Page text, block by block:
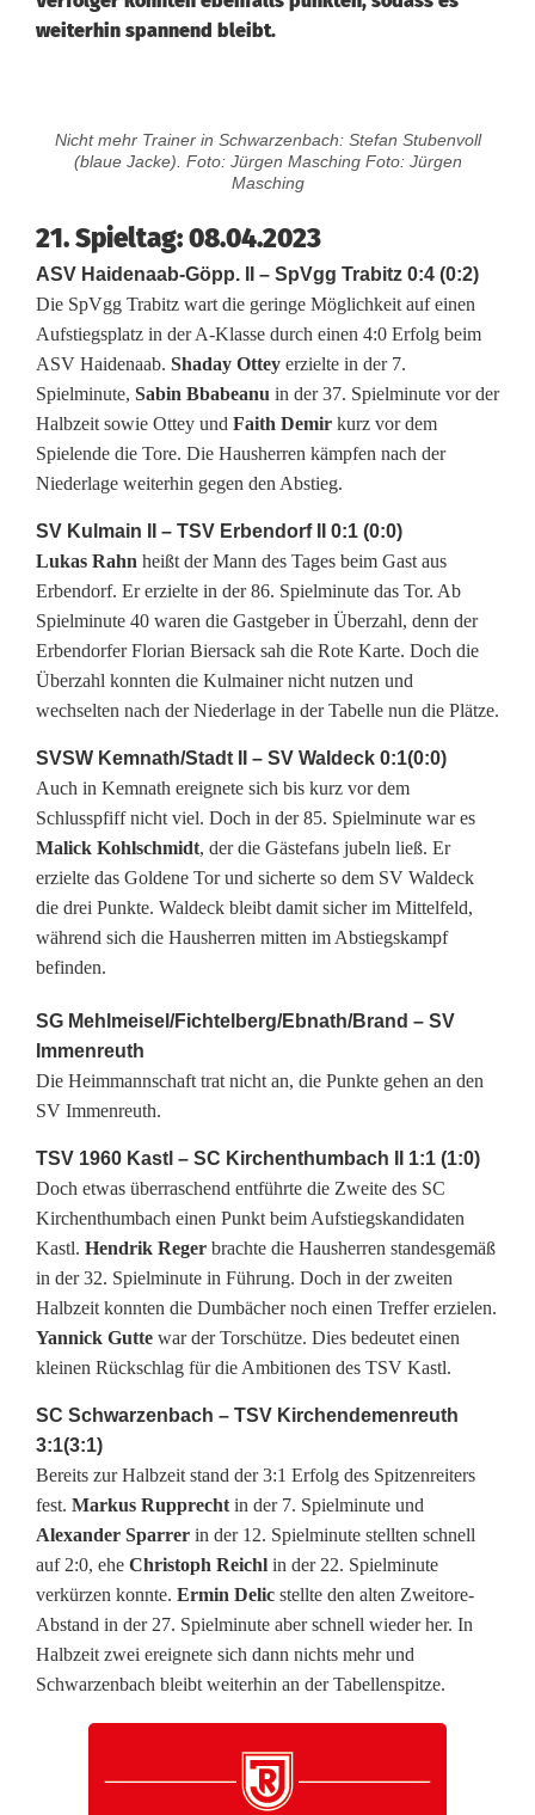
weiterhin spannend bleibt.
l
a
s
s
e
W
e
s
t
:
S
c
h
w
a
r
z
e
n
b
a
c
h
w
e
t
e
r
h
i
n
Nicht mehr Trainer in Schwarzenbach: Stefan Stubenvoll
(blaue Jacke). Foto: Jürgen Masching Foto: Jürgen
Masching
21. Spieltag: 08.04.2023
ASV Haidenaab-Göpp. II – SpVgg Trabitz 0:4 (0:2)
Die SpVgg Trabitz wart die geringe Möglichkeit auf einen
Aufstiegsplatz in der A-Klasse durch einen 4:0 Erfolg beim
ASV Haidenaab. Shaday Ottey erzielte in der 7.
Spielminute, Sabin Bbabeanu in der 37. Spielminute vor der
Halbzeit sowie Ottey und Faith Demir kurz vor dem
Spielende die Tore. Die Hausherren kämpfen nach der
Niederlage weiterhin gegen den Abstieg.
SV Kulmain II – TSV Erbendorf II 0:1 (0:0)
Lukas Rahn heißt der Mann des Tages beim Gast aus
Erbendorf. Er erzielte in der 86. Spielminute das Tor. Ab
Spielminute 40 waren die Gastgeber in Überzahl, denn der
Erbendorfer Florian Biersack sah die Rote Karte. Doch die
Überzahl konnten die Kulmainer nicht nutzen und
wechselten nach der Niederlage in der Tabelle nun die Plätze.
SVSW Kemnath/Stadt II – SV Waldeck 0:1(0:0)
Auch in Kemnath ereignete sich bis kurz vor dem
Schlusspfiff nicht viel. Doch in der 85. Spielminute war es
Malick Kohlschmidt, der die Gästefans jubeln ließ. Er
erzielte das Goldene Tor und sicherte so dem SV Waldeck
die drei Punkte. Waldeck bleibt damit sicher im Mittelfeld,
während sich die Hausherren mitten im Abstiegskampf
befinden.
SG Mehlmeisel/Fichtelberg/Ebnath/Brand – SV
Immenreuth
Die Heimmannschaft trat nicht an, die Punkte gehen an den
SV Immenreuth.
TSV 1960 Kastl – SC Kirchenthumbach II 1:1 (1:0)
Doch etwas überraschend entführte die Zweite des SC
Kirchenthumbach einen Punkt beim Aufstiegskandidaten
Kastl. Hendrik Reger brachte die Hausherren standesgemäß
in der 32. Spielminute in Führung. Doch in der zweiten
Halbzeit konnten die Dumbächer noch einen Treffer erzielen.
Yannick Gutte war der Torschütze. Dies bedeutet einen
kleinen Rückschlag für die Ambitionen des TSV Kastl.
SC Schwarzenbach – TSV Kirchendemenreuth
3:1(3:1)
Bereits zur Halbzeit stand der 3:1 Erfolg des Spitzenreiters
fest. Markus Rupprecht in der 7. Spielminute und
Alexander Sparrer in der 12. Spielminute stellten schnell
auf 2:0, ehe Christoph Reichl in der 22. Spielminute
verkürzen konnte. Ermin Delic stellte den alten Zweitore-
Abstand in der 27. Spielminute aber schnell wieder her. In
Halbzeit zwei ereignete sich dann nichts mehr und
Schwarzenbach bleibt weiterhin an der Tabellenspitze.